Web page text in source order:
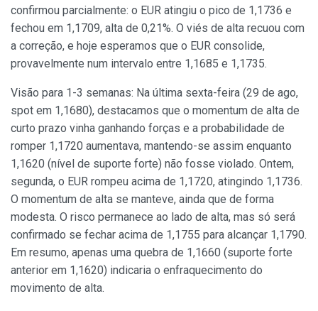
confirmou parcialmente: o EUR atingiu o pico de 1,1736 e
fechou em 1,1709, alta de 0,21%. O viés de alta recuou com
a correção, e hoje esperamos que o EUR consolide,
provavelmente num intervalo entre 1,1685 e 1,1735.
Visão para 1-3 semanas: Na última sexta-feira (29 de ago,
spot em 1,1680), destacamos que o momentum de alta de
curto prazo vinha ganhando forças e a probabilidade de
romper 1,1720 aumentava, mantendo-se assim enquanto
1,1620 (nível de suporte forte) não fosse violado. Ontem,
segunda, o EUR rompeu acima de 1,1720, atingindo 1,1736.
O momentum de alta se manteve, ainda que de forma
modesta. O risco permanece ao lado de alta, mas só será
confirmado se fechar acima de 1,1755 para alcançar 1,1790.
Em resumo, apenas uma quebra de 1,1660 (suporte forte
anterior em 1,1620) indicaria o enfraquecimento do
movimento de alta.